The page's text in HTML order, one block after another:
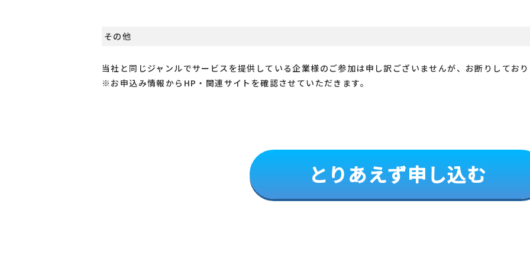
その他
当社と同じジャンルでサービスを提供している企業様のご参加は申し訳ございませんが、お断りしてお
※お申込み情報からHP・関連サイトを確認させていただきます。
とりあえず申し込む